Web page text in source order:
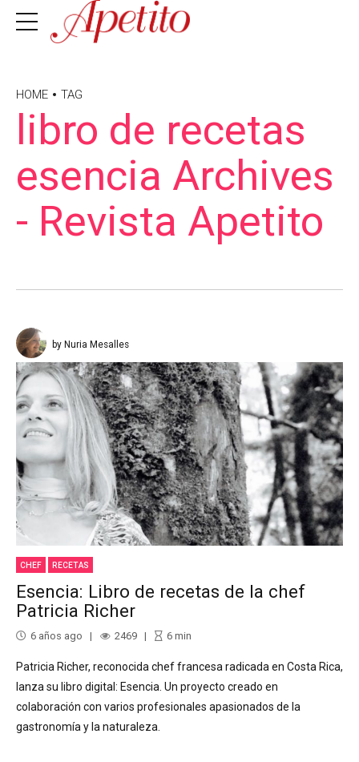
HOME TAG
libro de recetas
esencia Archives
- Revista Apetito
by Nuria Mesalles
CHEF RECETAS
Esencia: Libro de recetas de la chef
Patricia Richer
6 años ago 2469 6min
Patricia Richer, reconocida chef francesa radicada en Costa Rica,
lanza su libro digital: Esencia. Un proyecto creado en
colaboración con varios profesionales apasionados de la
gastronomía y la naturaleza.